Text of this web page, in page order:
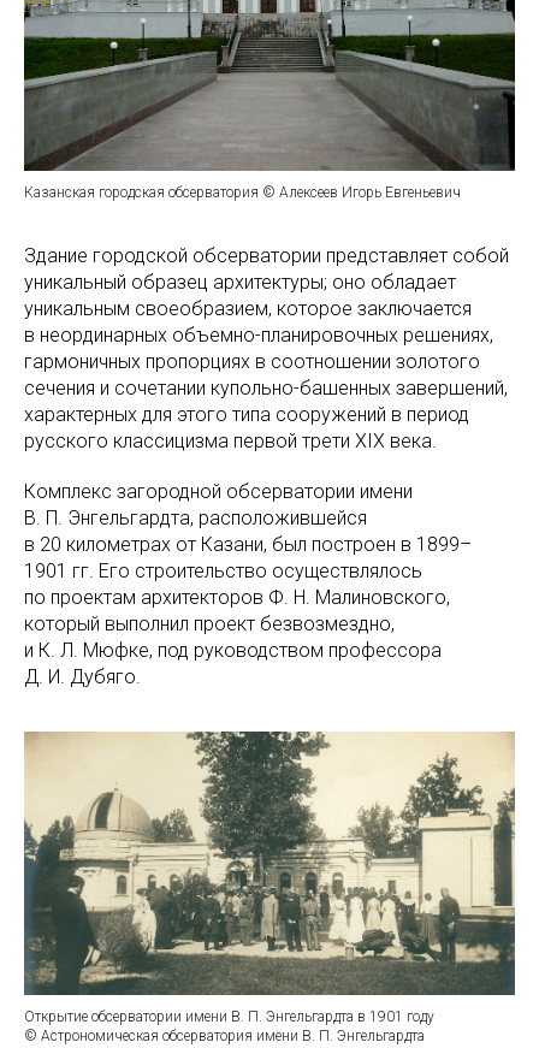
Казанская городская обсерватория © Алексеев Игорь Евгеньевич
Здание городской обсерватории представляет собой
уникальный образец архитектуры; оно обладает
уникальным своеобразием, которое заключается
в неординарных объемно-планировочных решениях,
гармоничных пропорциях в соотношении золотого
сечения и сочетании купольно-башенных завершений,
характерных для этого типа сооружений в период
русского классицизма первой трети ХIХ века.
Комплекс загородной обсерватории имени
В. П. Энгельгардта, расположившейся
в 20 километрах от Казани, был построен в 1899–
1901 гг. Его строительство осуществлялось
по проектам архитекторов Ф. Н. Малиновского,
который выполнил проект безвозмездно,
и К. Л. Мюфке, под руководством профессора
Д. И. Дубяго.
Открытие обсерватории имени В. П. Энгельгардта в 1901 году
© Астрономическая обсерватория имени В. П. Энгельгардта